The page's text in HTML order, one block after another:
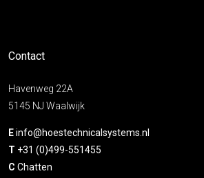
Contact
Havenweg 22A
5145 NJ Waalwijk
Einfo@hoestechnicalsystems.nl
T +31 (0)499-551455
C Chatten